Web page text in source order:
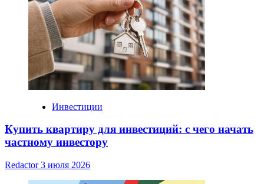
Инвестиции
Купить квартиру для инвестиций: с чего начать
частному инвестору
Redactor3 июля 2026